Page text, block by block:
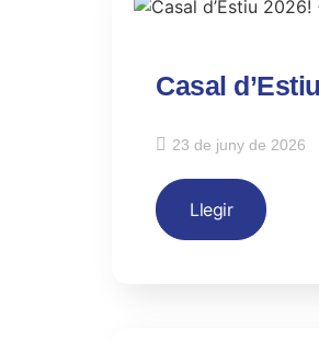
Casal
23 de juny de 2026
Llegir